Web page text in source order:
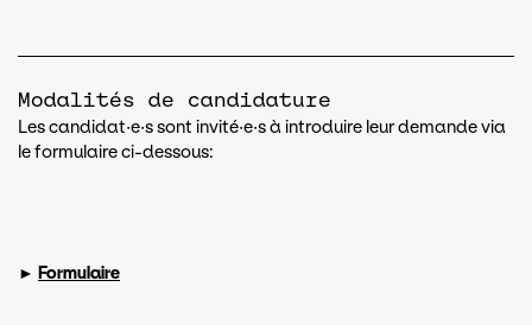
Modalités de candidature
Les candidat·e·s sont invité·e·s à introduire leur demande via
le formulaire ci-dessous:
► Formulaire